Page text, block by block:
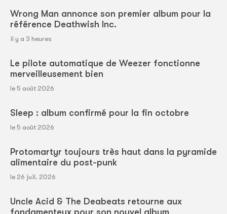
Wrong Man annonce son premier album pour la
référence Deathwish Inc.
il y a 3 heures
Le pilote automatique de Weezer fonctionne
merveilleusement bien
le 5 août 2026
Sleep : album confirmé pour la fin octobre
le 5 août 2026
Protomartyr toujours très haut dans la pyramide
alimentaire du post-punk
le 26 juil. 2026
Uncle Acid & The Deabeats retourne aux